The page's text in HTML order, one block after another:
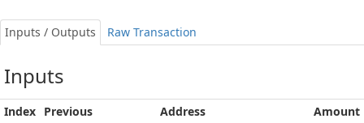
Inputs / Outputs Raw Transaction
Inputs
Index Previous Address
Amount